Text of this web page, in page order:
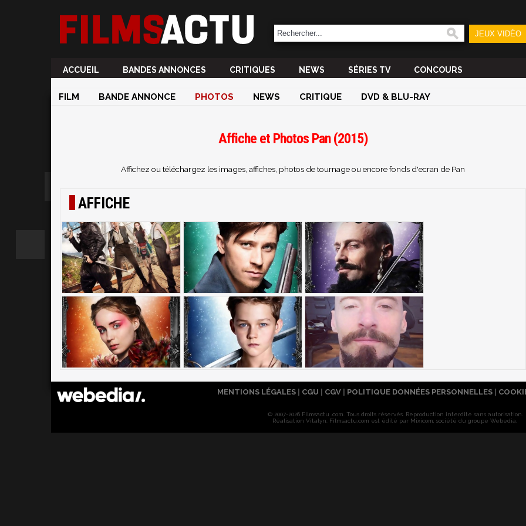
JEUX VIDÉO
ACCUEIL BANDES ANNONCES CRITIQUES NEWS SÉRIES TV CONCOURS
FILM BANDE ANNONCE PHOTOS NEWS CRITIQUE DVD & BLU-RAY
Affiche et Photos Pan (2015)
Affichez ou téléchargez les images, affiches, photos de tournage ou encore fonds d'ecran de Pan
AFFICHE
MENTIONS LÉGALES CGU CGV POLITIQUE DONNÉES PERSONNELLES
© 2007-2026 Filmsactu .com. Tous droits réservés. Reproduction interdite sans autorisation.
Réalisation Vitalyn . Filmsactu .com est édité par Mixicom, société du groupe Webedia.